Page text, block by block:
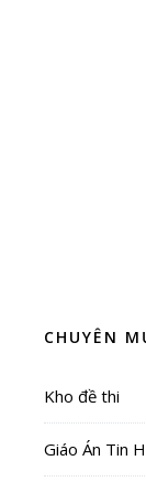
CHUYÊN
Kho đề thi
Giáo Án Tin